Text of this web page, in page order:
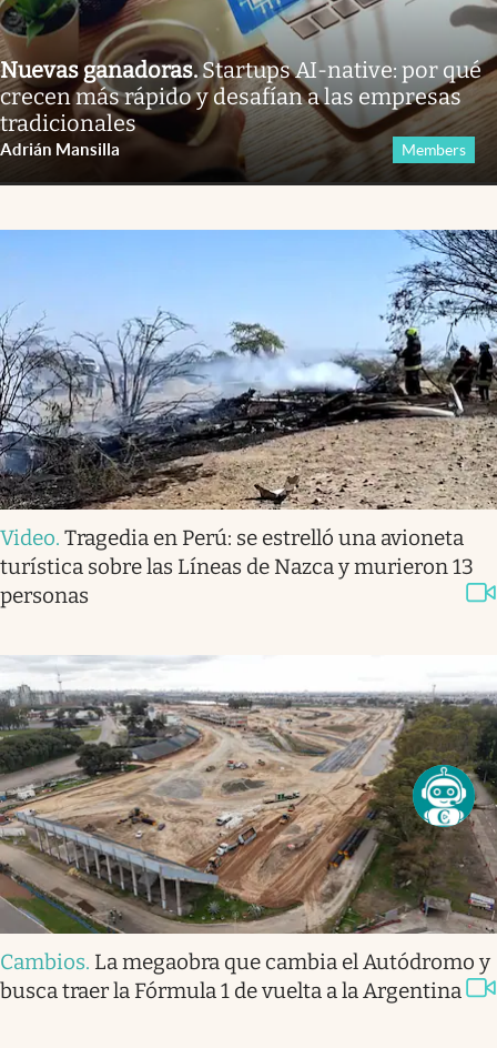
Nuevas ganadoras.Startups AI-native: por qué
crecen más rápido y desafían a las empresas
tradicionales
Adrián Mansilla Members
Video. Tragedia en Perú: se estrelló una avioneta
turística sobre las Líneas de Nazca y murieron 13
personas
Cambios. La megaobra que cambia el Autódromo y
busca traer la Fórmula 1 de vuelta a la Argentina